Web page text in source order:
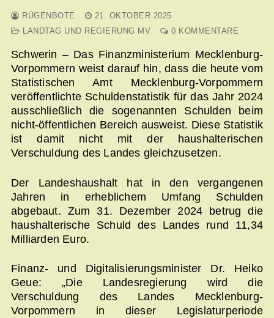
RÜGENBOTE
21. OKTOBER 2025
LANDTAG UND REGIERUNG MV
0 KOMMENTARE
Schwerin – Das Finanzministerium Mecklenburg-
Vorpommern weist darauf hin, dass die heute vom
Statistischen Amt Mecklenburg-Vorpommern
veröffentlichte Schuldenstatistik für das Jahr 2024
ausschließlich die sogenannten Schulden beim
nicht-öffentlichen Bereich ausweist. Diese Statistik
ist damit nicht mit der haushalterischen
Verschuldung des Landes gleichzusetzen.
Der Landeshaushalt hat in den vergangenen
Jahren in erheblichem Umfang Schulden
abgebaut. Zum 31. Dezember 2024 betrug die
haushalterische Schuld des Landes rund 11,34
Milliarden Euro.
Finanz- und Digitalisierungsminister Dr. Heiko
Geue: „Die Landesregierung wird die
Verschuldung des Landes Mecklenburg-
Vorpommern in dieser Legislaturperiode